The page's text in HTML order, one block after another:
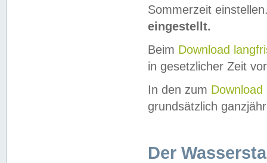
Sommerzeit
eingestellt.
Beim Download
in gesetzlicher Zeit
In den zum Download
grundsätzlich
Der